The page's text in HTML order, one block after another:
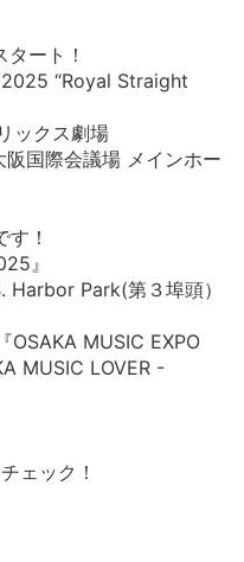
ート！
“Royal Straight
ックス劇場
国際会議場 メインホー
！
』
Park(第３埠頭）
OSAKA MUSIC EXPO
MUSIC LOVER -
ェック！